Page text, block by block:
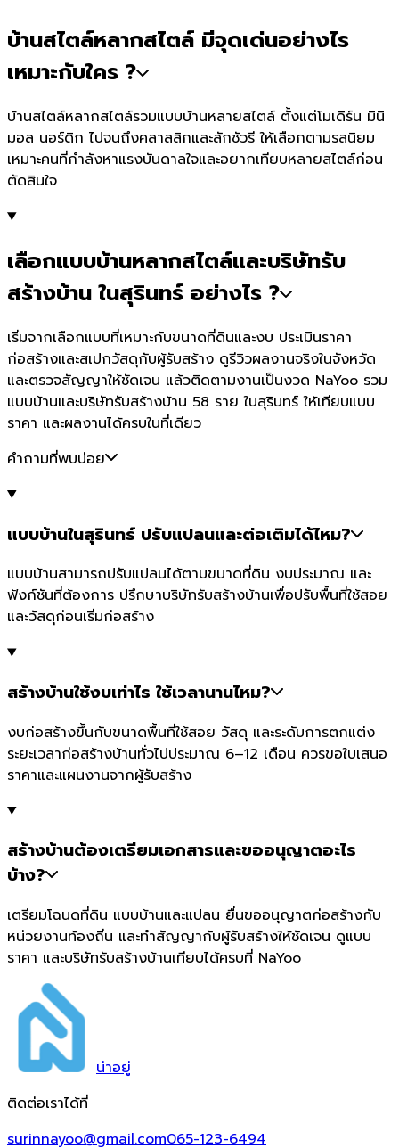
บ้านสไตล์หลากสไตล์ มีจุดเด่นอย่างไร
เหมาะกับใคร ?
บ้านสไตล์หลากสไตล์รวมแบบบ้านหลายสไตล์ ตั้งแต่โมเดิร์น มินิ
มอล นอร์ดิก ไปจนถึงคลาสสิกและลักชัวรี ให้เลือกตามรสนิยม
เหมาะคนที่กำลังหาแรงบันดาลใจและอยากเทียบหลายสไตล์ก่อน
ตัดสินใจ
เลือกแบบบ้านหลากสไตล์และบริษัทรับ
สร้างบ้าน ในสุรินทร์ อย่างไร ?
เริ่มจากเลือกแบบที่เหมาะกับขนาดที่ดินและงบ ประเมินราคา
ก่อสร้างและสเปกวัสดุกับผู้รับสร้าง ดูรีวิวผลงานจริงในจังหวัด
และตรวจสัญญาให้ชัดเจน แล้วติดตามงานเป็นงวด NaYoo รวม
แบบบ้านและบริษัทรับสร้างบ้าน 58 ราย ในสุรินทร์ ให้เทียบแบบ
ราคา และผลงานได้ครบในที่เดียว
คำถามที่พบบ่อย
แบบบ้านในสุรินทร์ ปรับแปลนและต่อเติมได้ไหม?
แบบบ้านสามารถปรับแปลนได้ตามขนาดที่ดิน งบประมาณ และ
ฟังก์ชันที่ต้องการ ปรึกษาบริษัทรับสร้างบ้านเพื่อปรับพื้นที่ใช้สอย
และวัสดุก่อนเริ่มก่อสร้าง
สร้างบ้านใช้งบเท่าไร ใช้เวลานานไหม?
งบก่อสร้างขึ้นกับขนาดพื้นที่ใช้สอย วัสดุ และระดับการตกแต่ง
ระยะเวลาก่อสร้างบ้านทั่วไปประมาณ 6–12 เดือน ควรขอใบเสนอ
ราคาและแผนงานจากผู้รับสร้าง
สร้างบ้านต้องเตรียมเอกสารและขออนุญาตอะไร
บ้าง?
เตรียมโฉนดที่ดิน แบบบ้านและแปลน ยื่นขออนุญาตก่อสร้างกับ
หน่วยงานท้องถิ่น และทำสัญญากับผู้รับสร้างให้ชัดเจน ดูแบบ
ราคา และบริษัทรับสร้างบ้านเทียบได้ครบที่ NaYoo
น่าอยู่
ติดต่อเราได้ที่
surinnayoo@gmail.com065-123-6494